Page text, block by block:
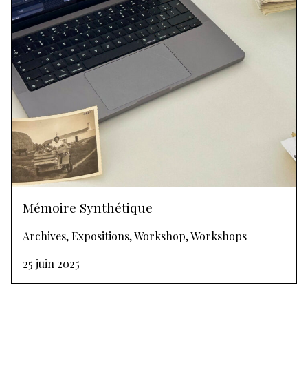
Mémoire Synthétique
Archives, Expositions, Workshop, Workshops
25 juin 2025